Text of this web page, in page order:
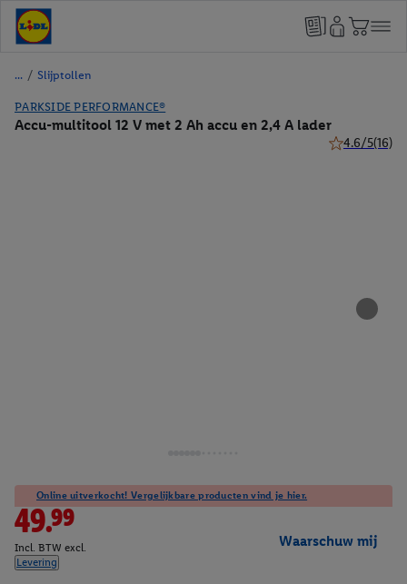
/ Slijptollen
PARKSIDE PERFORMANCE®
Accu-multitool 12 V met 2 Ah accu en 2,4 A lader
4.6/5(16)
Online uitverkocht! Vergelijkbare producten vind je hier.
49.99
Incl. BTW excl.
Levering
Waarschuw mij